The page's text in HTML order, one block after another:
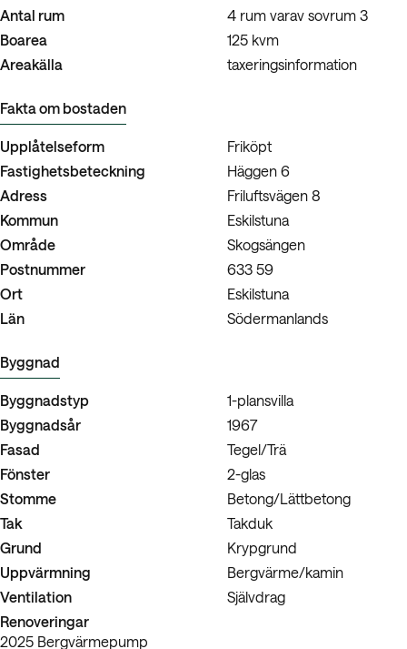
Antal rum
4 rum varav sovrum 3
Boarea
125 kvm
Areakälla
taxeringsinformation
Fakta om bostaden
Upplåtelseform
Friköpt
Fastighetsbeteckning
Häggen 6
Adress
Friluftsvägen 8
Kommun
Eskilstuna
Område
Skogsängen
Postnummer
633 59
Ort
Eskilstuna
Län
Södermanlands
Byggnad
Byggnadstyp
1-plansvilla
Byggnadsår
1967
Fasad
Tegel/Trä
Fönster
2-glas
Stomme
Betong/Lättbetong
Tak
Takduk
Grund
Krypgrund
Uppvärmning
Bergvärme/kamin
Ventilation
Självdrag
Renoveringar
2025 Bergvärmepump